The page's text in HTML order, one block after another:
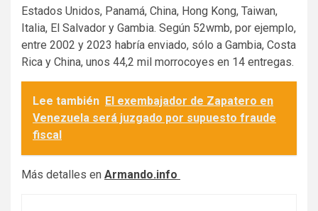
Estados Unidos, Panamá, China, Hong Kong, Taiwan,
Italia, El Salvador y Gambia. Según 52wmb, por ejemplo,
entre 2002 y 2023 habría enviado, sólo a Gambia, Costa
Rica y China, unos 44,2 mil morrocoyes en 14 entregas.
Lee también El exembajador de Zapatero en
Venezuela será juzgado por supuesto fraude
fiscal
Más detalles en Armando.info